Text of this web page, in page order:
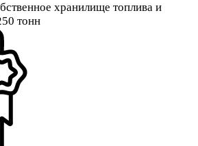
хранилище топлива и
тонн